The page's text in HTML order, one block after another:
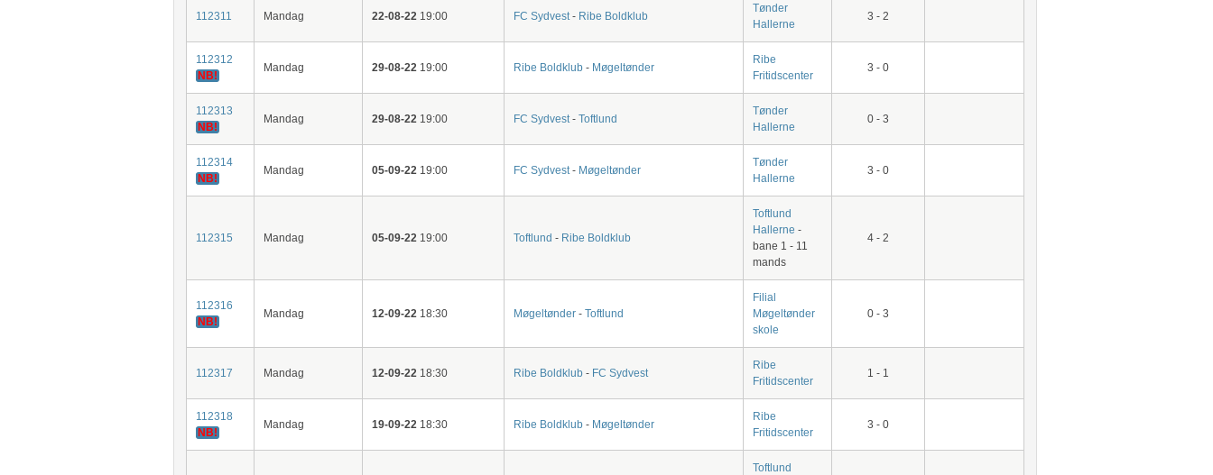
112311 Mandag 22-08-2219:00 FC Sydvest- Ribe Boldklub
Tønder
Hallerne
3 - 2
112312
NB!
Mandag 29-08-2219:00 Ribe Boldklub- Møgeltønder
Ribe
Fritidscenter
3 - 0
112313
NB!
Mandag 29-08-2219:00 FC Sydvest- Toftlund
Tønder
Hallerne
0 - 3
112314
NB!
Mandag 05-09-2219:00 FC Sydvest- Møgeltønder
Tønder
Hallerne
3 - 0
112315 Mandag 05-09-2219:00 Toftlund - Ribe Boldklub
Toftlund
Hallerne -
bane 1 - 11
mands
4 - 2
112316
NB!
Mandag 12-09-2218:30 Møgeltønder- Toftlund
Filial
Møgeltønder
skole
0 - 3
112317 Mandag 12-09-2218:30 Ribe Boldklub- FC Sydvest
Ribe
Fritidscenter
1 - 1
112318
NB!
Mandag 19-09-2218:30 Ribe Boldklub- Møgeltønder
Ribe
Fritidscenter
3 - 0
Toftlund